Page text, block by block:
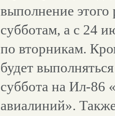
выполнение
субботам, а с 24
по вторникам.
будет
суббота на Ил-86
авиалиний».